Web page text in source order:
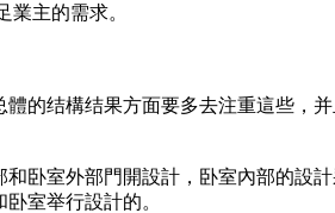
主的需求。
的结構结果方面要多去注重這些，
卧室外部門開設計，卧室內部的設
室举行設計的。